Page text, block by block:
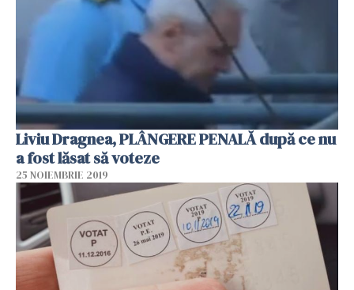
Liviu Dragnea, PLÂNGERE PENALĂ după ce nu
a fost lăsat să voteze
25 NOIEMBRIE 2019